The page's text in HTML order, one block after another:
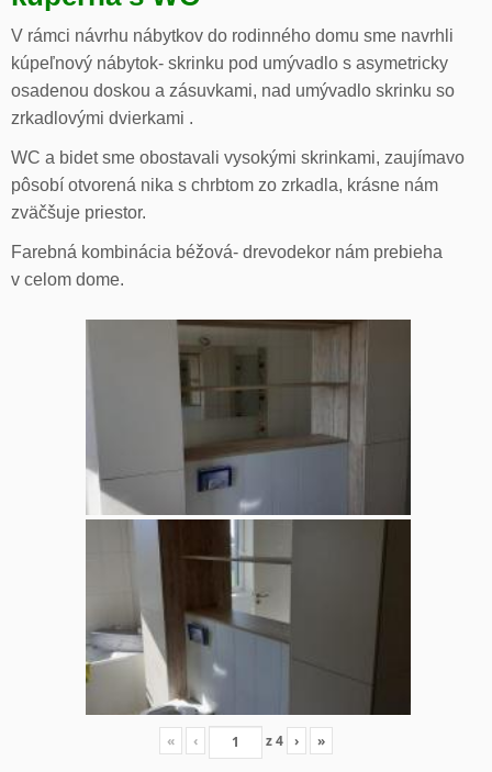
V rámci návrhu nábytkov do rodinného domu sme navrhli
kúpeľnový nábytok- skrinku pod umývadlo s asymetricky
osadenou doskou a zásuvkami, nad umývadlo skrinku so
zrkadlovými dvierkami .
WC a bidet sme obostavali vysokými skrinkami, zaujímavo
pôsobí otvorená nika s chrbtom zo zrkadla, krásne nám
zväčšuje priestor.
Farebná kombinácia béžová- drevodekor nám prebieha
v celom dome.
« ‹ z4 › »